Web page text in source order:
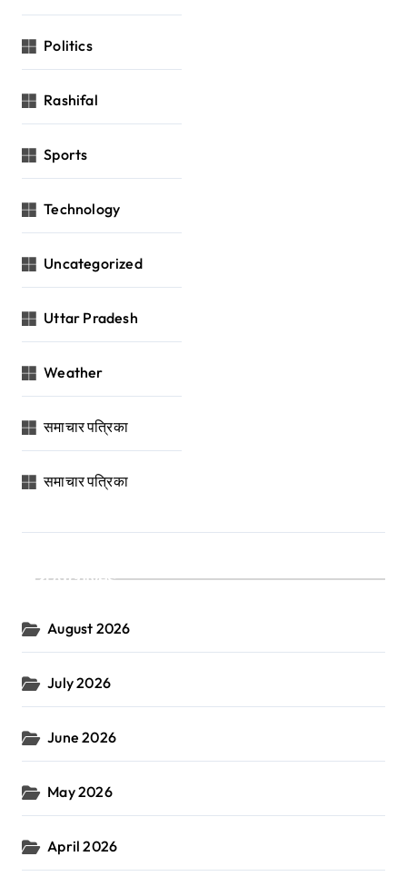
Politics
Rashifal
Sports
Technology
Uncategorized
Uttar Pradesh
Weather
समाचार पत्रिका
समाचार पत्रिका
Archives
August 2026
July 2026
June 2026
May 2026
April 2026